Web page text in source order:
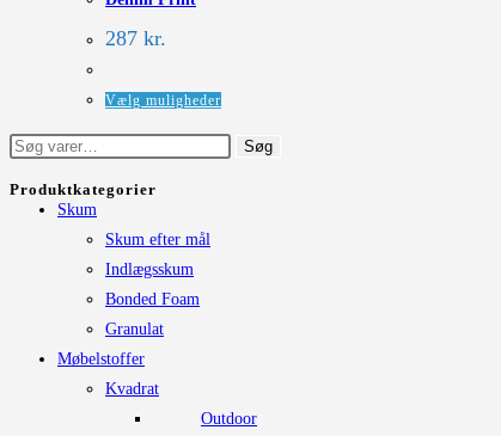
vælges
varesiden
287 kr.
Vælg muligheder
har
Søg
Søg
Produktkategorier
Skum
Skum efter mål
Indlægsskum
Bonded Foam
Granulat
Møbelstoffer
Kvadrat
Outdoor